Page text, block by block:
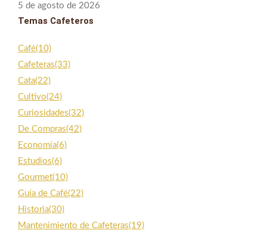
5 de agosto de 2026
Temas Cafeteros
Café(10)
Cafeteras(33)
Cata(22)
Cultivo(24)
Curiosidades(32)
De Compras(42)
Economía(6)
Estudios(6)
Gourmet(10)
Guía de Café(22)
Historia(30)
Mantenimiento de Cafeteras(19)